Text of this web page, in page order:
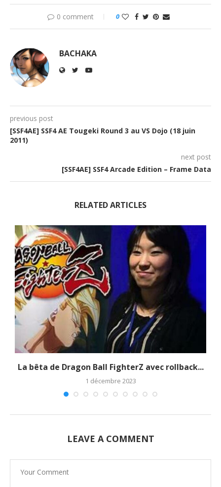
0 comment 0
BACHAKA
previous post
[SSF4AE] SSF4 AE Tougeki Round 3 au VS Dojo (18 juin
2011)
next post
[SSF4AE] SSF4 Arcade Edition – Frame Data
RELATED ARTICLES
La bêta de Dragon Ball FighterZ avec rollback...
1 décembre 2023
LEAVE A COMMENT